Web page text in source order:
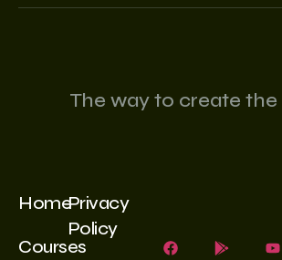
The way to create
Home
Courses
Privacy
Policy